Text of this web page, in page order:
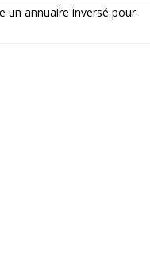
un annuaire inversé pour